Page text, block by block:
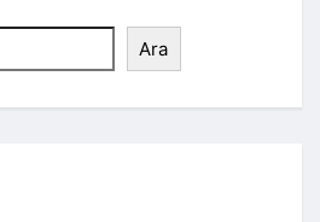
Ara